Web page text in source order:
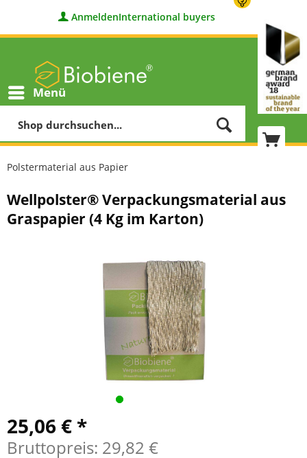
AnmeldenInternational buyers
Menü
Polstermaterial aus Papier
Wellpolster® Verpackungsmaterial aus
Graspapier (4 Kg im Karton)
25,06 € *
Bruttopreis: 29,82 €